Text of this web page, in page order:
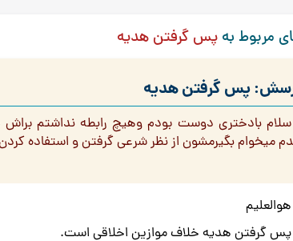
مربوط به پس گرفتن هدیه
پس گرفتن هدیه
سلام بادختری دوست بودم وهیچ رابطه نداشتم براش
میخوام بگیرمشون از نظر شرعی گرفتن و استفاده کردن
هوالعلیم
پس گرفتن هدیه خلاف موازین اخلاقی است.